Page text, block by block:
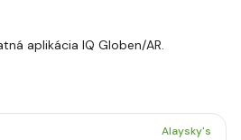
aplikácia IQ Globen/AR.
Alaysky's